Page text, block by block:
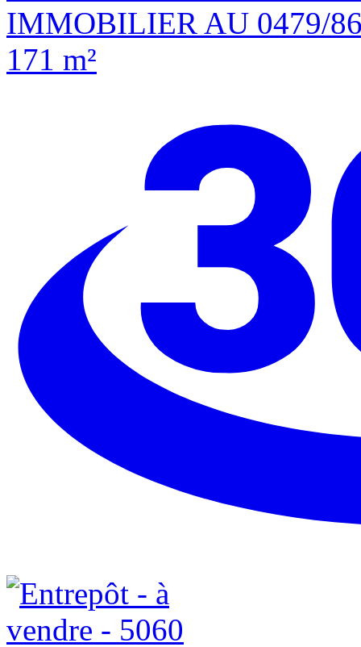
IMMOBILIER AU 0479/
171 m²